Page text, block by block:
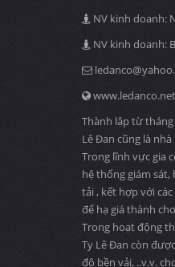
NV kinh doanh:
NV kinh doanh:
www.ledanco.net
Thành lập từ tháng
Lê Đan cũng là
Trong lĩnh vực gia
hệ thống giám
tải , kết hợp với
để hạ giá thành
Trong hoạt động
Ty Lê Đan còn
độ bền vải, ..v.v.